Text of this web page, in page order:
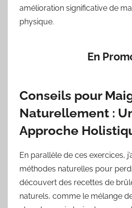
amélioration significative de
physique.
En
Conseils pour
Naturellement :
Approche
En parallèle de ces exercices,
méthodes naturelles pour
découvert des recettes de
naturels, comme le mélange